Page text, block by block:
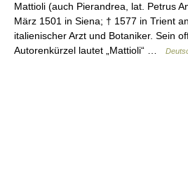
Mattioli (auch Pierandrea, lat. Petrus
März 1501 in Siena; † 1577 in Trient
italienischer Arzt und Botaniker. Sein
Autorenkürzel lautet „Mattioli“ …